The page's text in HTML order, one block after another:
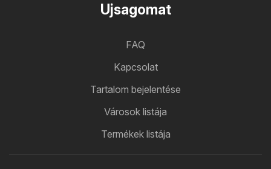
Ujsagomat
FAQ
Kapcsolat
Tartalom bejelentése
Városok listája
Termékek listája